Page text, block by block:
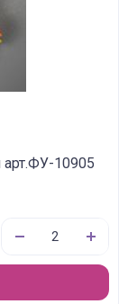
10905